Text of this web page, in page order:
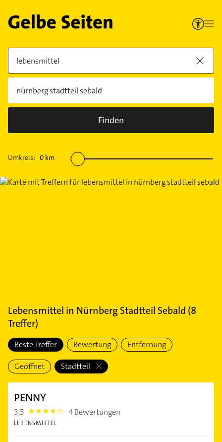
Finden
Umkreis: 0 km
Lebensmittel in Nürnberg Stadtteil Sebald (8
Treffer)
Beste Treffer Bewertung Entfernung
Geöffnet Stadtteil
PENNY
3,5 3.5 4 Bewertungen
LEBENSMITTEL